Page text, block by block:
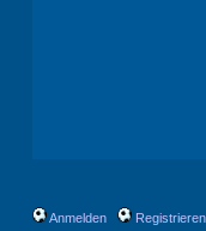
Anmelden Registrieren